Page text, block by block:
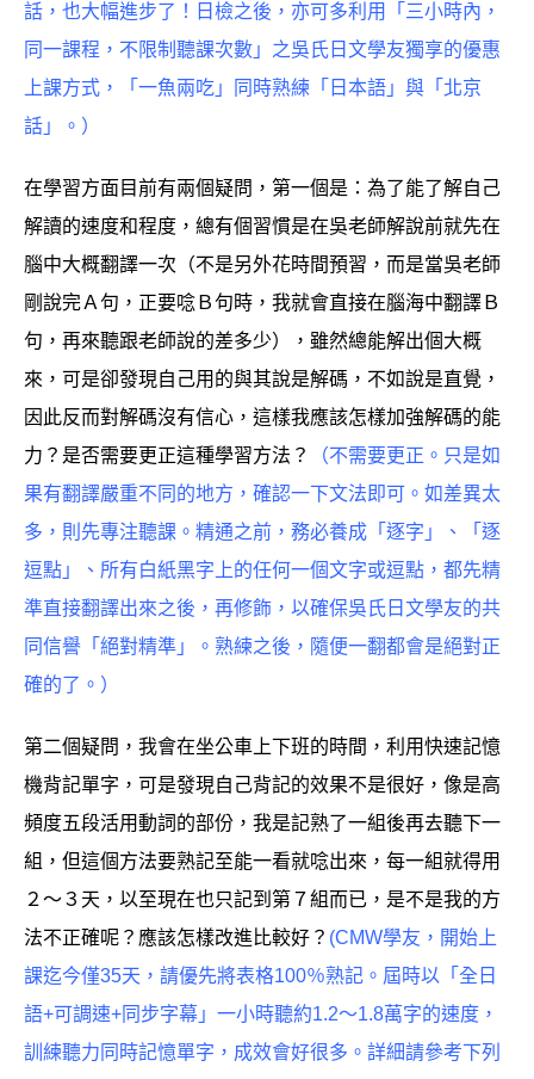
話 ，也大幅進步了！日檢之後，亦可多利用「三小時內，
同一課程，不限制聽課次數」之吳氏日文學友獨享的優惠
上課方式，「一魚兩吃」同時熟練「日本語」 與「北京
話」。 ）
在學習方面目前有兩個疑問，第一個是：為了能了解自己
解讀的速度和程度，總有個習慣是在吳老師解說前就先在
腦中大概翻譯一次（不是另外花時間預習，而是當吳老師
剛說完Ａ句，正要唸Ｂ句時，我就會直接在腦海中翻譯Ｂ
句，再來聽跟老師說的差多少），雖然總能解出個大概
來，可是卻發現自己用的與其說是解碼，不如說是直覺，
因此反而對解碼沒有信心，這樣我應該怎樣加強解碼的能
力？是否需要更正這種學習方法？
（不需要更正。只是如
果有翻譯嚴重不同的地方，確認一下文法即可。如差異太
多，則先專注聽課。精通之前，務必養成「逐字」、「逐
逗點」、所有白紙黑字上的任何一個文字或逗點，都先精
準直接翻譯出來之後，再修飾，以確保吳氏日文學友的共
同信譽「絕對精準」。熟練之後，隨便一翻都會是絕對正
確的了。）
第二個疑問，我會在坐公車上下班的時間，利用快速記憶
機背記單字，可是發現自己背記的效果不是很好，像是高
頻度五段活用動詞的部份，我是記熟了一組後再去聽下一
組，但這個方法要熟記至能一看就唸出來，每一組就得用
２～３天，以至現在也只記到第７組而已，是不是我的方
法不正確呢？應該怎樣改進比較好？ (CMW學友，開始上
課迄今僅35天，請優先將表格100％熟記。屆時以「全日
語+可調速+同步字幕」一小時聽約1.2～1.8萬字的速度，
訓練聽力同時記憶單字，成效會好很多。詳細請參考下列